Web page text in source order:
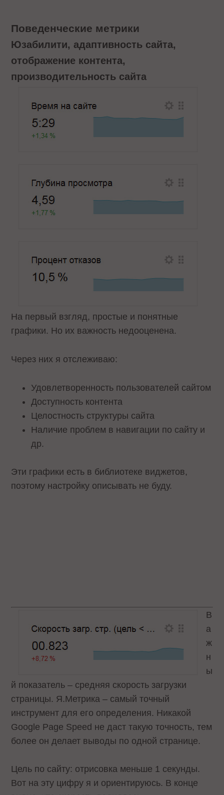
Поведенческие метрики
Юзабилити, адаптивность сайта,
отображение контента,
производительность сайта
На первый взгляд, простые и понятные
графики. Но их важность недооценена.
Через них я отслеживаю:
Удовлетворенность пользователей сайтом
Доступность контента
Целостность структуры сайта
Наличие проблем в навигации по сайту и
др.
Эти графики есть в библиотеке виджетов,
поэтому настройку описывать не буду.
В
а
ж
н
ы
й показатель – средняя скорость загрузки
страницы. Я.Метрика – самый точный
инструмент для его определения. Никакой
Google Page Speed не даст такую точность, тем
более он делает выводы по одной странице.
Цель по сайту: отрисовка меньше 1 секунды.
Вот на эту цифру я и ориентируюсь. В конце